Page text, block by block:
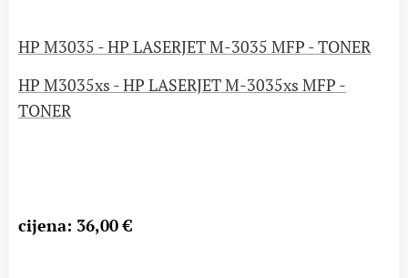
HP M3035 - HP LASERJET M-3035 MFP - TONER
HP M3035xs - HP LASERJET M-3035xs MFP -
TONER
cijena: 36,00 €